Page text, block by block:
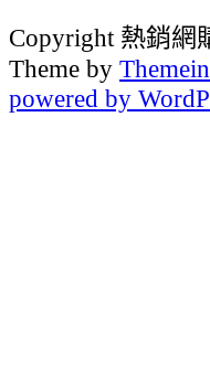
Copyright 熱銷網
Theme by
powered by